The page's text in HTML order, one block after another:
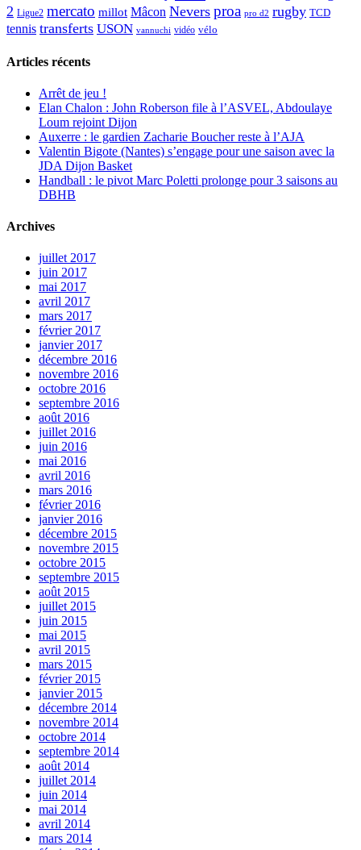
2 Ligue2 mercato millot Mâcon Nevers proa pro d2 rugby TCD
tennis transferts USON vannuchi vidéo vélo
Articles récents
Arrêt de jeu !
Elan Chalon : John Roberson file à l’ASVEL, Abdoulaye
Loum rejoint Dijon
Auxerre : le gardien Zacharie Boucher reste à l’AJA
Valentin Bigote (Nantes) s’engage pour une saison avec la
JDA Dijon Basket
Handball : le pivot Marc Poletti prolonge pour 3 saisons au
DBHB
Archives
juillet 2017
juin 2017
mai 2017
avril 2017
mars 2017
février 2017
janvier 2017
décembre 2016
novembre 2016
octobre 2016
septembre 2016
août 2016
juillet 2016
juin 2016
mai 2016
avril 2016
mars 2016
février 2016
janvier 2016
décembre 2015
novembre 2015
octobre 2015
septembre 2015
août 2015
juillet 2015
juin 2015
mai 2015
avril 2015
mars 2015
février 2015
janvier 2015
décembre 2014
novembre 2014
octobre 2014
septembre 2014
août 2014
juillet 2014
juin 2014
mai 2014
avril 2014
mars 2014